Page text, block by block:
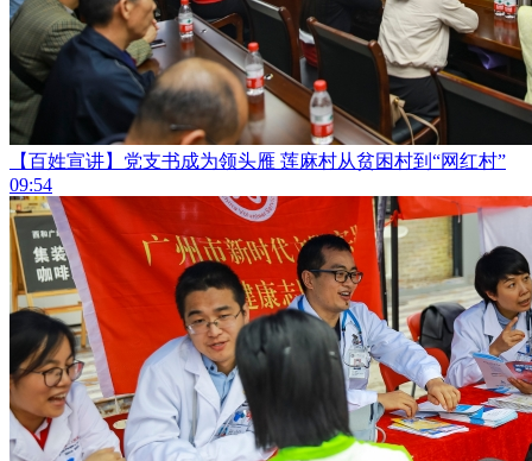
【百姓宣讲】党支书成为领头雁 莲麻村从贫困村到“网红村”
09:54